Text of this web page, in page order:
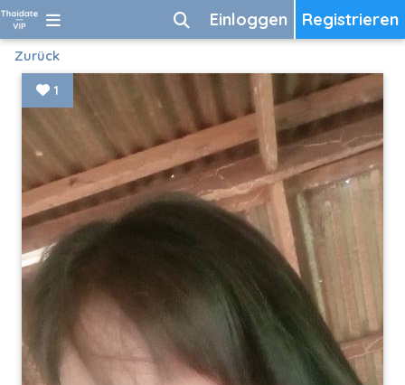
Registrieren
Einloggen
Zurück
1